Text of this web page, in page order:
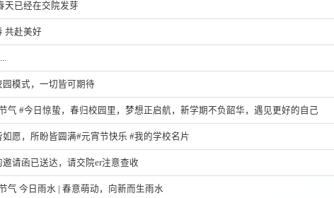
天已经在交院发芽
赴美好
模式，一切皆可期待
气 #今日惊蛰，春归校园里，梦想正启航，新学期不负韶华，遇见更好的自己
愿，所盼皆圆满#元宵节快乐 #我的学校名片
请函已送达，请交院er注意查收
气 今日雨水 | 春意萌动，向新而生雨水